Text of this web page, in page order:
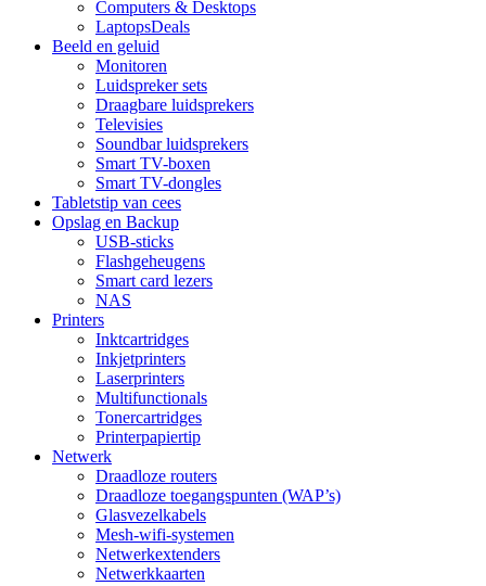
Computers & Desktops
LaptopsDeals
Beeld en geluid
Monitoren
Luidspreker sets
Draagbare luidsprekers
Televisies
Soundbar luidsprekers
Smart TV-boxen
Smart TV-dongles
Tabletstip van cees
Opslag en Backup
USB-sticks
Flashgeheugens
Smart card lezers
NAS
Printers
Inktcartridges
Inkjetprinters
Laserprinters
Multifunctionals
Tonercartridges
Printerpapiertip
Netwerk
Draadloze routers
Draadloze toegangspunten (WAP’s)
Glasvezelkabels
Mesh-wifi-systemen
Netwerkextenders
Netwerkkaarten